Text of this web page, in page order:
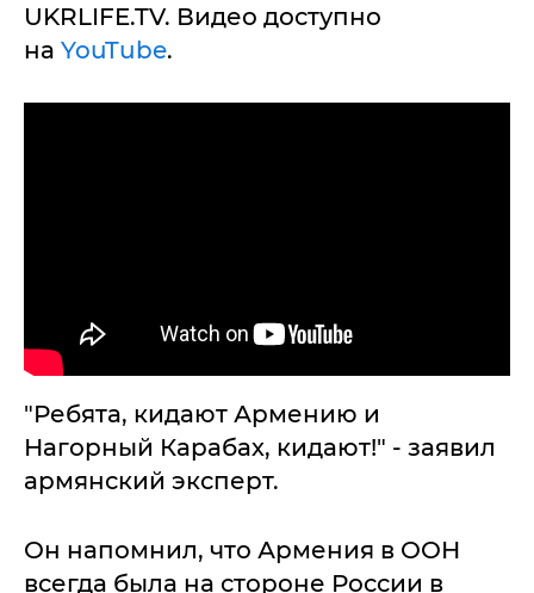
UKRLIFE.TV. Видео доступно
на YouTube.
"Ребята, кидают Армению и
Нагорный Карабах, кидают!" - заявил
армянский эксперт.
Он напомнил, что Армения в ООН
всегда была на стороне России в